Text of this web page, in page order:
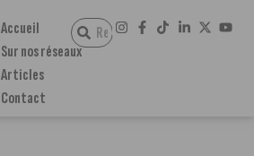
Accueil
Sur nos réseaux
Articles
Contact